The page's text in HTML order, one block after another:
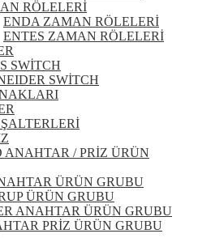
RÖLELERİ
ENDA ZAMAN RÖLELERİ
ENTES ZAMAN RÖLELERİ
SWİTCH
SWİTCH
ANAHTAR / PRİZ ÜRÜN
ÜRÜN GRUBU
ÜRÜN GRUBU
ANAHTAR ÜRÜN GRUBU
PRİZ ÜRÜN GRUBU